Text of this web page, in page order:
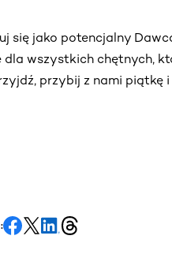
się jako potencjalny
dla wszystkich chętnych,
przybij z nami piątkę